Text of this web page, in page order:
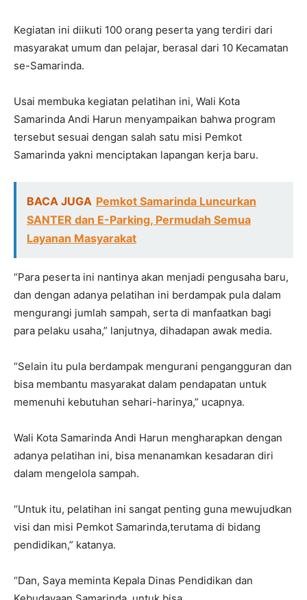
Kegiatan ini diikuti 100 orang peserta yang terdiri dari
masyarakat umum dan pelajar, berasal dari 10 Kecamatan
se-Samarinda.
Usai membuka kegiatan pelatihan ini, Wali Kota
Samarinda Andi Harun menyampaikan bahwa program
tersebut sesuai dengan salah satu misi Pemkot
Samarinda yakni menciptakan lapangan kerja baru.
BACA JUGA Pemkot Samarinda Luncurkan
SANTER dan E-Parking, Permudah Semua
Layanan Masyarakat
“Para peserta ini nantinya akan menjadi pengusaha baru,
dan dengan adanya pelatihan ini berdampak pula dalam
mengurangi jumlah sampah, serta di manfaatkan bagi
para pelaku usaha,” lanjutnya, dihadapan awak media.
“Selain itu pula berdampak mengurani pengangguran dan
bisa membantu masyarakat dalam pendapatan untuk
memenuhi kebutuhan sehari-harinya,” ucapnya.
Wali Kota Samarinda Andi Harun mengharapkan dengan
adanya pelatihan ini, bisa menanamkan kesadaran diri
dalam mengelola sampah.
“Untuk itu, pelatihan ini sangat penting guna mewujudkan
visi dan misi Pemkot Samarinda,terutama di bidang
pendidikan,” katanya.
“Dan, Saya meminta Kepala Dinas Pendidikan dan